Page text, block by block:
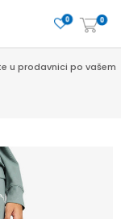
0
0
u prodavnici po vašem